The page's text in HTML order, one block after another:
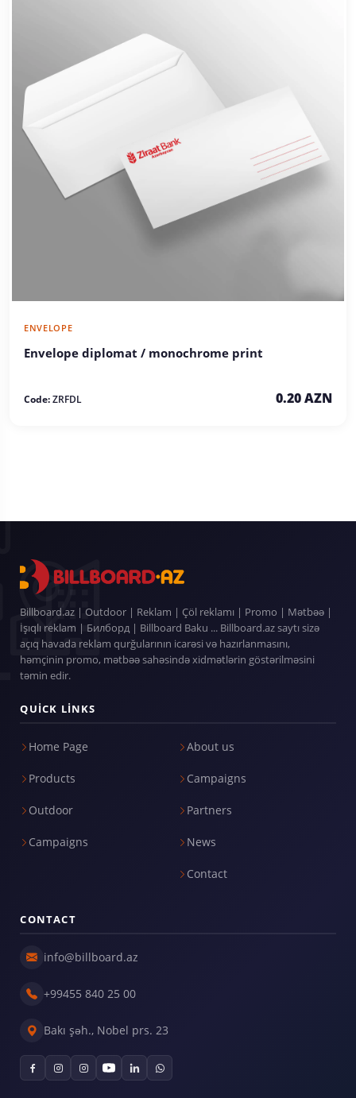
ENVELOPE
Envelope diplomat / monochrome print
Code:ZRFDL 0.20 AZN
Billboard.az | Outdoor | Reklam | Çöl reklamı | Promo | Mətbəə |
İşıqlı reklam | Билборд | Billboard Baku ... Billboard.az saytı sizə
açıq havada reklam qurğularının icarəsi və hazırlanmasını,
həmçinin promo, mətbəə sahəsində xidmətlərin göstərilməsini
təmin edir.
QUICK LINKS
Home Page
Products
Outdoor
Campaigns
About us
Campaigns
Partners
News
Contact
CONTACT
info@billboard.az
+99455 840 25 00
Bakı şəh., Nobel prs. 23